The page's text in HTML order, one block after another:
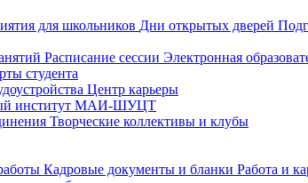
для школьников Дни открытых дверей
Расписание сессии Электронная
студента
Центр карьеры
институт МАИ-ШУЦТ
Творческие коллективы и клубы
Кадровые документы и бланки Работа и